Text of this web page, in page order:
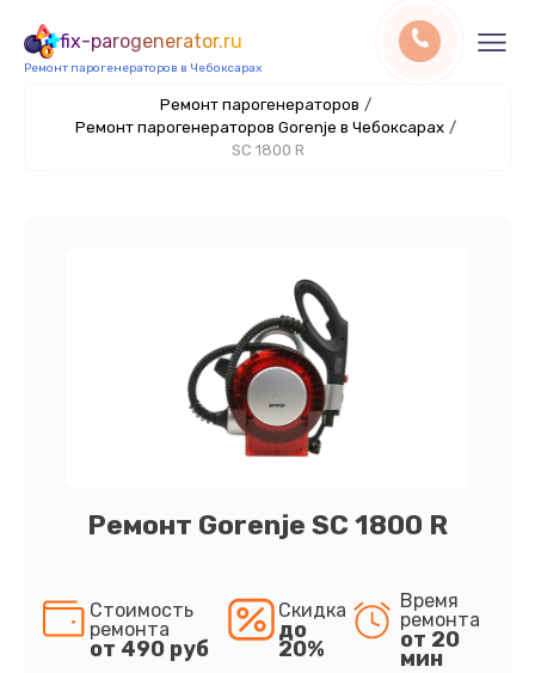
fix-parogenerator.ru
Ремонт парогенераторов в Чебоксарах
Ремонт парогенераторов /
Ремонт парогенераторов Gorenje в Чебоксарах /
SC 1800 R
Ремонт Gorenje SC 1800 R
Стоимость
ремонта
от 490 руб
Скидка
до
20%
Время
ремонта
от 20
мин